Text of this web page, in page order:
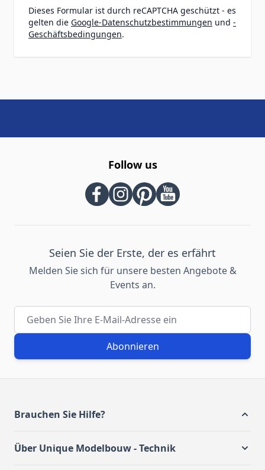
Dieses Formular ist durch reCAPTCHA geschützt - es
gelten die Google-Datenschutzbestimmungen und -
Geschäftsbedingungen.
Follow us
Seien Sie der Erste, der es erfährt
Melden Sie sich für unsere besten Angebote &
Events an.
E-Mail-Adresse
Abonnieren
Brauchen Sie Hilfe?
Über Unique Modelbouw - Technik